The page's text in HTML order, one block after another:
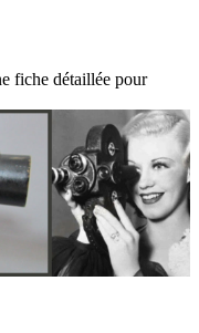
fiche détaillée pour